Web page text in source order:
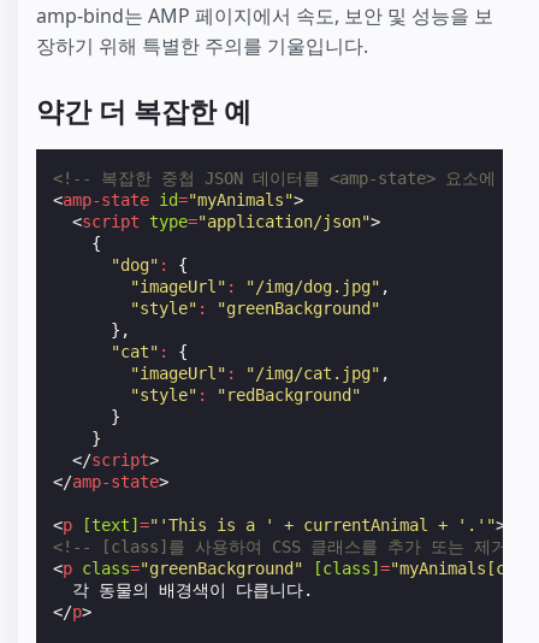
amp-bind는 AMP 페이지에서 속도, 보안 및 성능을 보
장하기 위해 특별한 주의를 기울입니다.
약간 더 복잡한 예
<!-- 복잡한 중첩 JSON 데이터를 <amp-state> 요소에 저
<amp-state id="myAnimals">
<script type="application/json">
{
"dog" :
{
"imageUrl" : "/img/dog.jpg" ,
"style" :
"greenBackground"
},
"cat" :
{
"imageUrl" : "/img/cat.jpg" ,
"style" :
"redBackground"
}
}
</script>
</amp-state>
<p [text]="'This is a ' + currentAnimal + '.'">
<!-- [class]를 사용하여 CSS 클래스를 추가 또는 제거할
<p class="greenBackground" [class]=
</p>